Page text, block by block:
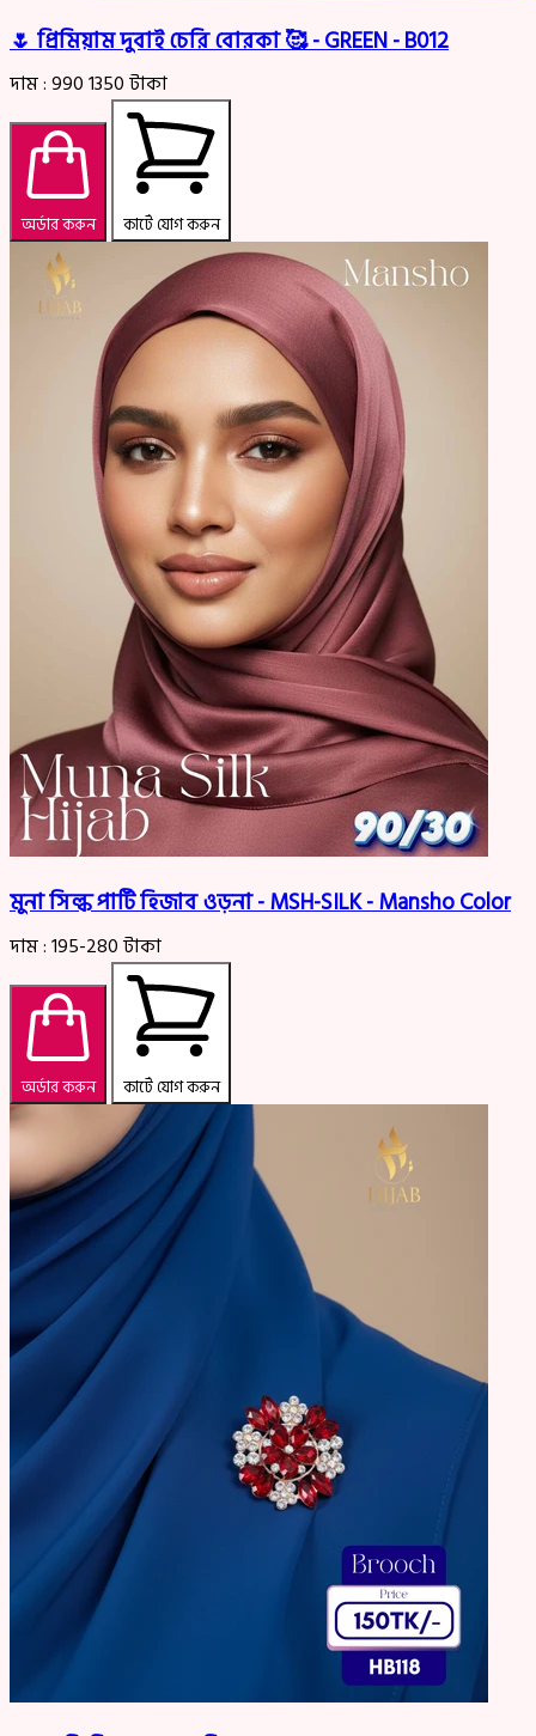
🌷 প্রিমিয়াম দুবাই চেরি বোরকা 🥰 - GREEN - B012
দাম :9901350টাকা
অর্ডার করুন কার্টে যোগ করুন
মুনা সিল্ক পার্টি হিজাব ওড়না - MSH-SILK - Mansho Color
দাম :195-280টাকা
অর্ডার করুন কার্টে যোগ করুন